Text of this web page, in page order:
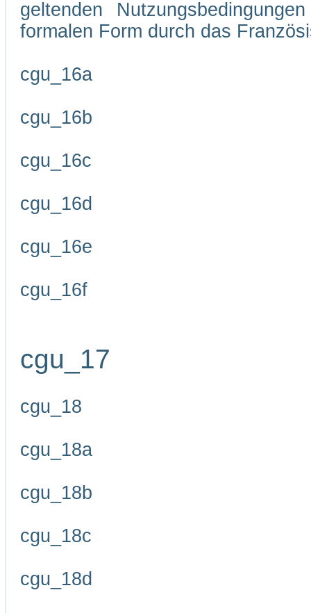
geltenden
formalen Form durch das
cgu_16a
cgu_16b
cgu_16c
cgu_16d
cgu_16e
cgu_16f
cgu_17
cgu_18
cgu_18a
cgu_18b
cgu_18c
cgu_18d